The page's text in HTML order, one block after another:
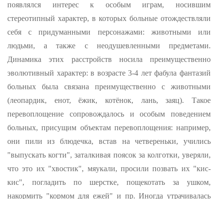
появлялся ин­терес к особым играм, носившим
стереотипный характер, в которых больные отождествляли
себя с придуманными персонажами: животны­ми или
людьми, а также с неодушевленными предметами.
Динамика этих расстройств носила преимущественно
эволютивный характер: в возрасте 3-4 лет фабула фантазий
больных была связана преимуще­ственно с животными
(леопардик, енот, ёжик, котёнок, лань, заяц). Такое
перевоплощение сопровождалось и особым поведением
больных, присущим объектам перевоплощения: например,
они пили из блюдеч­ка, встав на четвереньки, учились
"выпускать когти", заталкивая поясок за колготки, уверяли,
что это их "хвостик", мяукали, про­сили позвать их "кис-
кис", погладить по шерстке, пощекотать за ушком,
накормить "кормом для ежей" и пр. Иногда утрачивалась